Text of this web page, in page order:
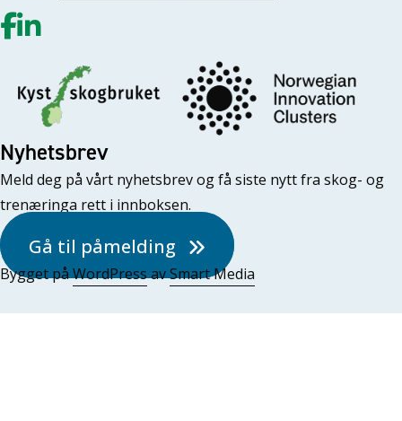
Gå til vår Facebook
Gå til vår LinkedIn
Nyhetsbrev
Meld deg på vårt nyhetsbrev og få siste nytt fra skog- og
trenæringa rett i innboksen.
Gå til påmelding
Bygget påWordPressavSmart Media